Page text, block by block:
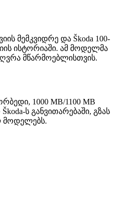
მემკვიდრე და Škoda 100-
ისტორიაში. ამ მოდელმა
მწარმოებლისთვის.
1000 MB/1100 MB
ს განვითარებაში, გზას
მოდელებს.